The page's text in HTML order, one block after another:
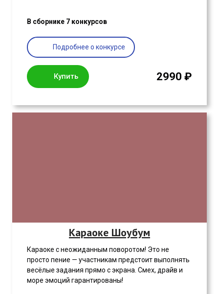
В сборнике 7 конкурсов
Подробнее о конкурсе
Купить 2990 ₽
Караоке Шоубум
Караоке с неожиданным поворотом! Это не
просто пение — участникам предстоит выполнять
весёлые задания прямо с экрана. Смех, драйв и
море эмоций гарантированы!